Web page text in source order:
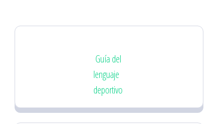
Guía del
lenguaje
deportivo